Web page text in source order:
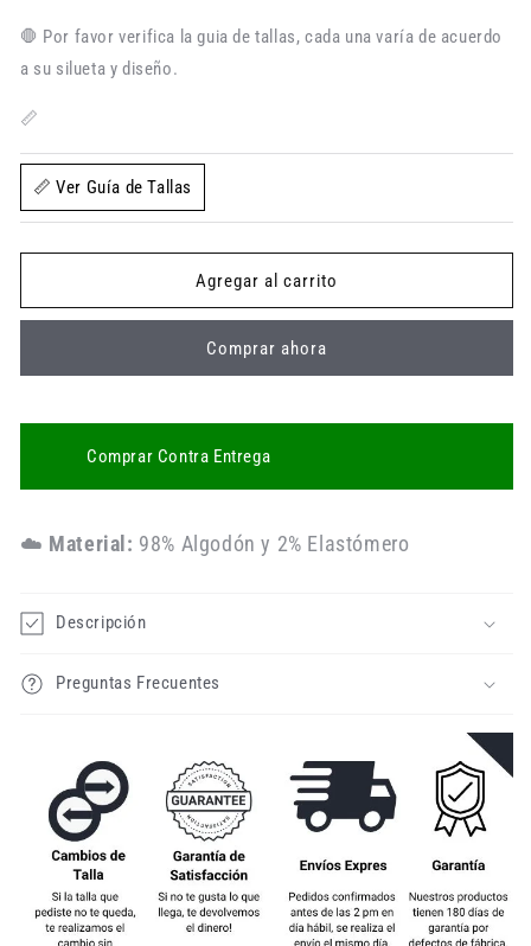
en
Dril
Thunder
en
Dril
🛑 Por favor verifica la guia de tallas, cada una varía de acuerdo
a su silueta y diseño.
📏
📏 Ver Guía de Tallas
Agregar al carrito
Comprar ahora
Comprar Contra Entrega
☁️ Material: 98% Algodón y 2% Elastómero
Descripción
Preguntas Frecuentes